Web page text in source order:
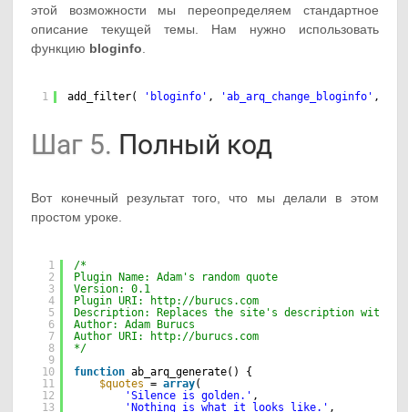
этой возможности мы переопределяем стандартное
описание текущей темы. Нам нужно использовать
функцию bloginfo
1 add_filter( 'bloginfo' , 'ab_arq_change_bloginfo' ,
Шаг 5. Полный код
Вот конечный результат того, что мы делали в этом
простом уроке.
1
2
3
4
5
6
7
8
9
10
11
12
13
/*
Plugin Name: Adam's random quote
Version: 0.1
Plugin URI:
http://burucs.com
Description: Replaces the site's description with a
Author: Adam Burucs
Author URI:
http://burucs.com
*/
function ab_arq_generate() {
$quotes
= array(
'Silence is golden.' ,
'Nothing is what it looks like.' ,